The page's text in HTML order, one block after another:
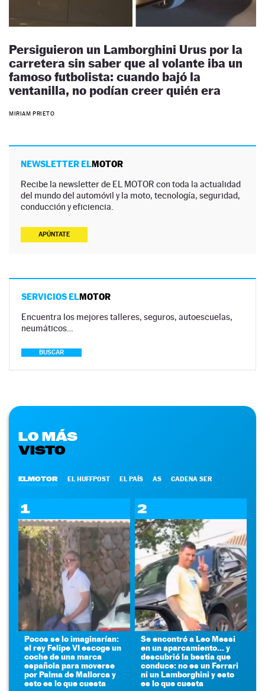
Persiguieron un Lamborghini Urus por la
carretera sin saber que al volante iba un
famoso futbolista: cuando bajó la
ventanilla, no podían creer quién era
MIRIAM PRIETO
NEWSLETTER ELMOTOR
Recibe la newsletter de EL MOTOR con toda la actualidad
del mundo del automóvil y la moto, tecnología, seguridad,
conducción y eficiencia.
APÚNTATE
SERVICIOS ELMOTOR
Encuentra los mejores talleres, seguros, autoescuelas,
neumáticos…
BUSCAR
LO MÁS
VISTO
ELMOTOR EL HUFFPOST EL PAÍS AS CADENA SER
1
Pocos se lo imaginarían:
el rey Felipe VI escoge un
coche de una marca
española para moverse
por Palma de Mallorca y
esto es lo que cuesta
2
Se encontró a Leo Messi
en un aparcamiento... y
descubrió la bestia que
conduce: no es un Ferrari
ni un Lamborghini y esto
es lo que cuesta